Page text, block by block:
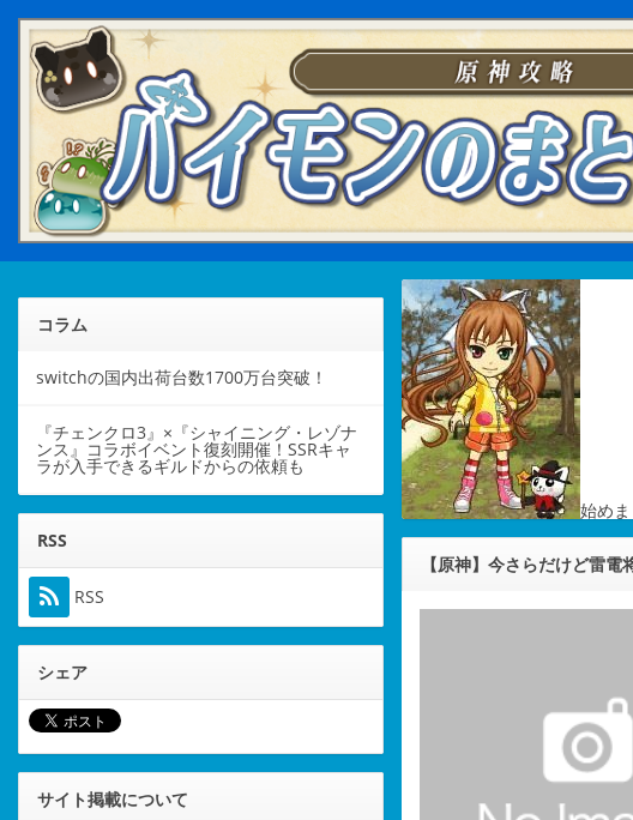
始め
【原神】今さらだけど雷電
コラム
switchの国内出荷台数1700万台突破！
『チェンクロ3』×『シャイニング・レゾナ
ンス』コラボイベント復刻開催！SSRキャ
ラが入手できるギルドからの依頼も
RSS
RSS
シェア
サイト掲載について